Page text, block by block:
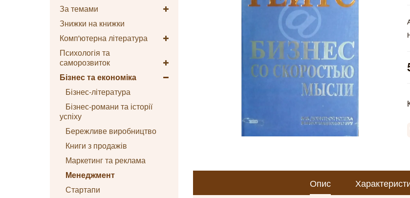
За темами
Знижки на книжки
Комп'ютерна література
Психологія та
саморозвиток
Бізнес та економіка
Бізнес-література
Бізнес-романи та історії
успіху
Бережливе виробництво
Книги з продажів
Маркетинг та реклама
Менеджмент
Стартапи
Опис